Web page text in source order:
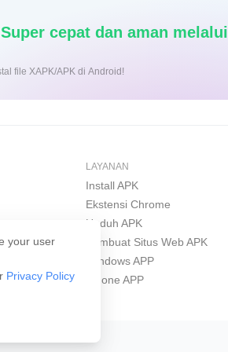
cepat dan aman melalui aplikasi
file XAPK/APK di Android!
your user
Privacy Policy
LAYANAN
Install APK
Ekstensi Chrome
Unduh APK
Pembuat Situs Web APK
Windows APP
iPhone APP